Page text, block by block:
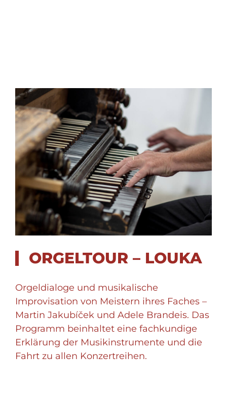
ORGELTOUR – LOUKA
Orgeldialoge und musikalische
Improvisation von Meistern ihres Faches –
Martin Jakubíček und Adele Brandeis. Das
Programm beinhaltet eine fachkundige
Erklärung der Musikinstrumente und die
Fahrt zu allen Konzertreihen.